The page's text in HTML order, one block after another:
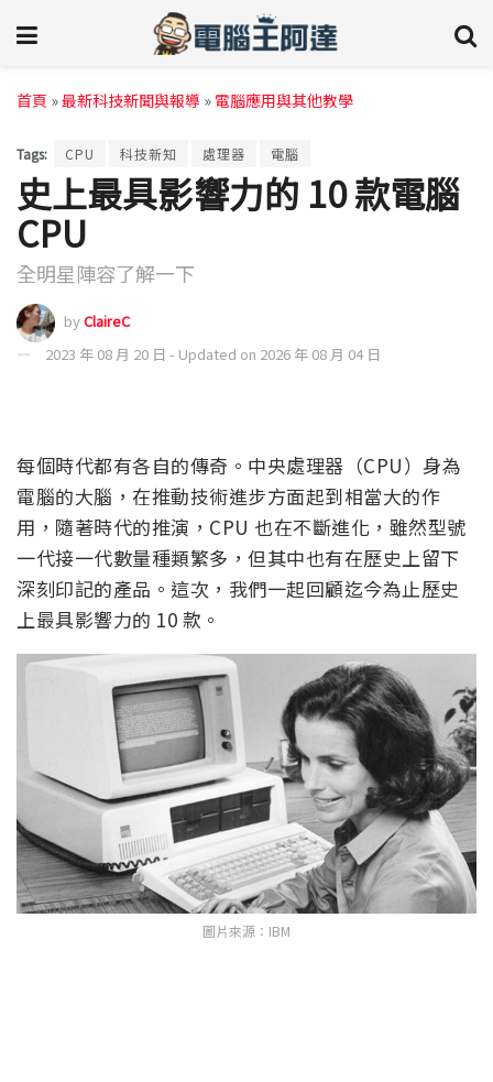
首頁 »最新科技新聞與報導 » 電腦應用與其他教學
Tags: CPU 科技新知 處理器 電腦
史上最具影響力的 10 款電腦
CPU
全明星陣容了解一下
byClaireC
2023 年 08 月 20 日 - Updated on 2026 年 08 月 04 日
每個時代都有各自的傳奇。中央處理器（CPU）身為
電腦的大腦，在推動技術進步方面起到相當大的作
用，隨著時代的推演，CPU 也在不斷進化，雖然型號
一代接一代數量種類繁多，但其中也有在歷史上留下
深刻印記的產品。這次，我們一起回顧迄今為止歷史
上最具影響力的 10 款。
圖片來源：IBM